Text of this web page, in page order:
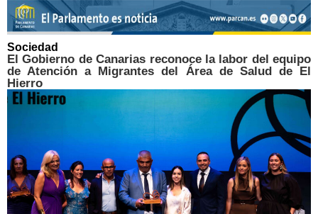
Sociedad
El Gobierno de Canarias reconoce la labor del equipo
de Atención a Migrantes del Área de Salud de El
Hierro